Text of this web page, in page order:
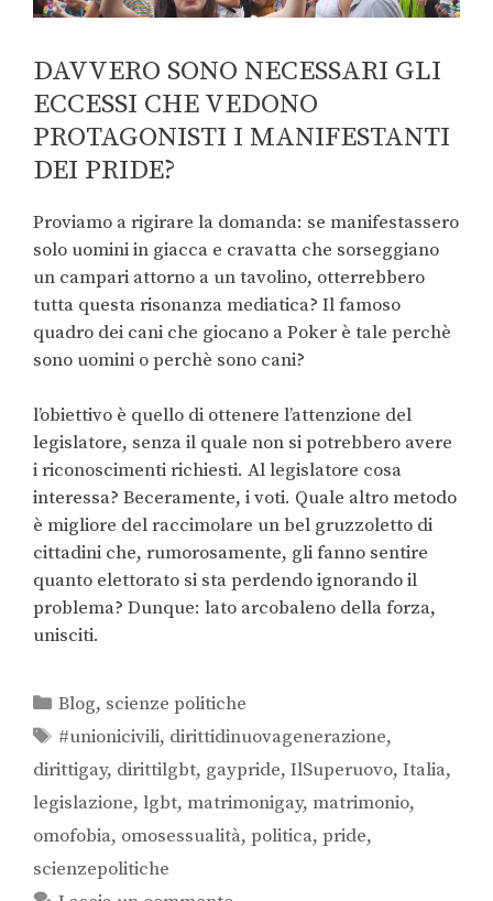
DAVVERO SONO NECESSARI GLI
ECCESSI CHE VEDONO
PROTAGONISTI I MANIFESTANTI
DEI PRIDE?
Proviamo a rigirare la domanda: se manifestassero
solo uomini in giacca e cravatta che sorseggiano
un campari attorno a un tavolino, otterrebbero
tutta questa risonanza mediatica? Il famoso
quadro dei cani che giocano a Poker è tale perchè
sono uomini o perchè sono cani?
l’obiettivo è quello di ottenere l’attenzione del
legislatore, senza il quale non si potrebbero avere
i riconoscimenti richiesti. Al legislatore cosa
interessa? Beceramente, i voti. Quale altro metodo
è migliore del raccimolare un bel gruzzoletto di
cittadini che, rumorosamente, gli fanno sentire
quanto elettorato si sta perdendo ignorando il
problema? Dunque: lato arcobaleno della forza,
unisciti.
Blog, scienze politiche
#unionicivili, dirittidinuovagenerazione,
dirittigay, dirittilgbt, gaypride, IlSuperuovo, Italia,
legislazione, lgbt, matrimonigay, matrimonio,
omofobia, omosessualità, politica, pride,
scienzepolitiche